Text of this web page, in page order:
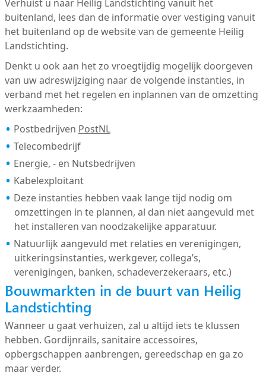
Verhuist u naar Heilig Landstichting vanuit het
buitenland, lees dan de informatie over vestiging vanuit
het buitenland op de website van de gemeente Heilig
Landstichting.
Denkt u ook aan het zo vroegtijdig mogelijk doorgeven
van uw adreswijziging naar de volgende instanties, in
verband met het regelen en inplannen van de omzetting
werkzaamheden:
Postbedrijven PostNL
Telecombedrijf
Energie, - en Nutsbedrijven
Kabelexploitant
Deze instanties hebben vaak lange tijd nodig om
omzettingen in te plannen, al dan niet aangevuld met
het installeren van noodzakelijke apparatuur.
Natuurlijk aangevuld met relaties en verenigingen,
uitkeringsinstanties, werkgever, collega’s,
verenigingen, banken, schadeverzekeraars, etc.)
Bouwmarkten in de buurt van Heilig
Landstichting
Wanneer u gaat verhuizen, zal u altijd iets te klussen
hebben. Gordijnrails, sanitaire accessoires,
opbergschappen aanbrengen, gereedschap en ga zo
maar verder.